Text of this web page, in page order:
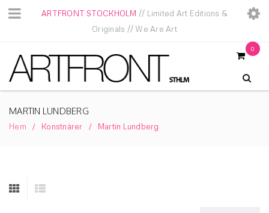
ARTFRONT STOCKHOLM // Limited Art Editions &
Originals // We Are Art
0
MARTIN LUNDBERG
Hem / Konstnärer / Martin Lundberg